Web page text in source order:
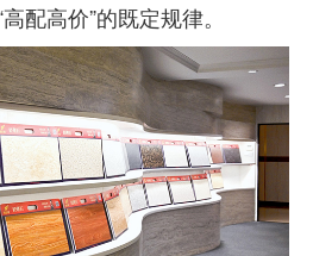
配高价”的既定规律。